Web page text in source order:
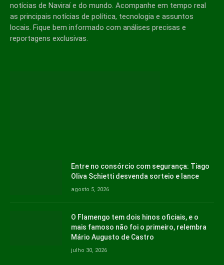
notícias de Naviraí e do mundo. Acompanhe em tempo real
as principais notícias de política, tecnologia e assuntos
locais. Fique bem informado com análises precisas e
reportagens exclusivas.
Entre no consórcio com segurança: Tiago
Oliva Schietti desvenda sorteio e lance
agosto 5, 2026
O Flamengo tem dois hinos oficiais, e o
mais famoso não foi o primeiro, relembra
Mário Augusto de Castro
julho 30, 2026